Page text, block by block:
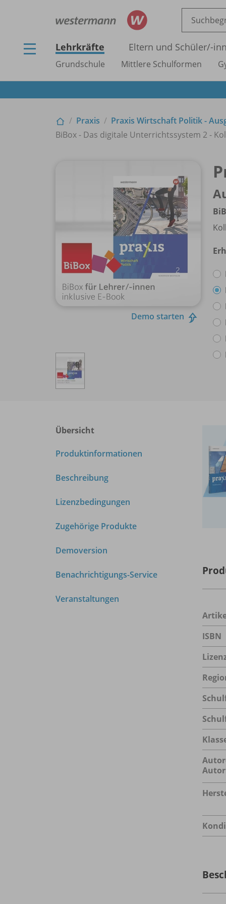
Lehrkräfte Eltern und Schüler/-
Grundschule Mittlere Schulformen
Praxis
Praxis Wirtschaft Politik -
BiBox - Das digitale Unterrichtssystem 2 -
Demo starten
Übersicht
Produktinformationen
Beschreibung
Lizenzbedingungen
Zugehörige Produkte
Demoversion
Benachrichtigungs-Service
Veranstaltungen
ISBN